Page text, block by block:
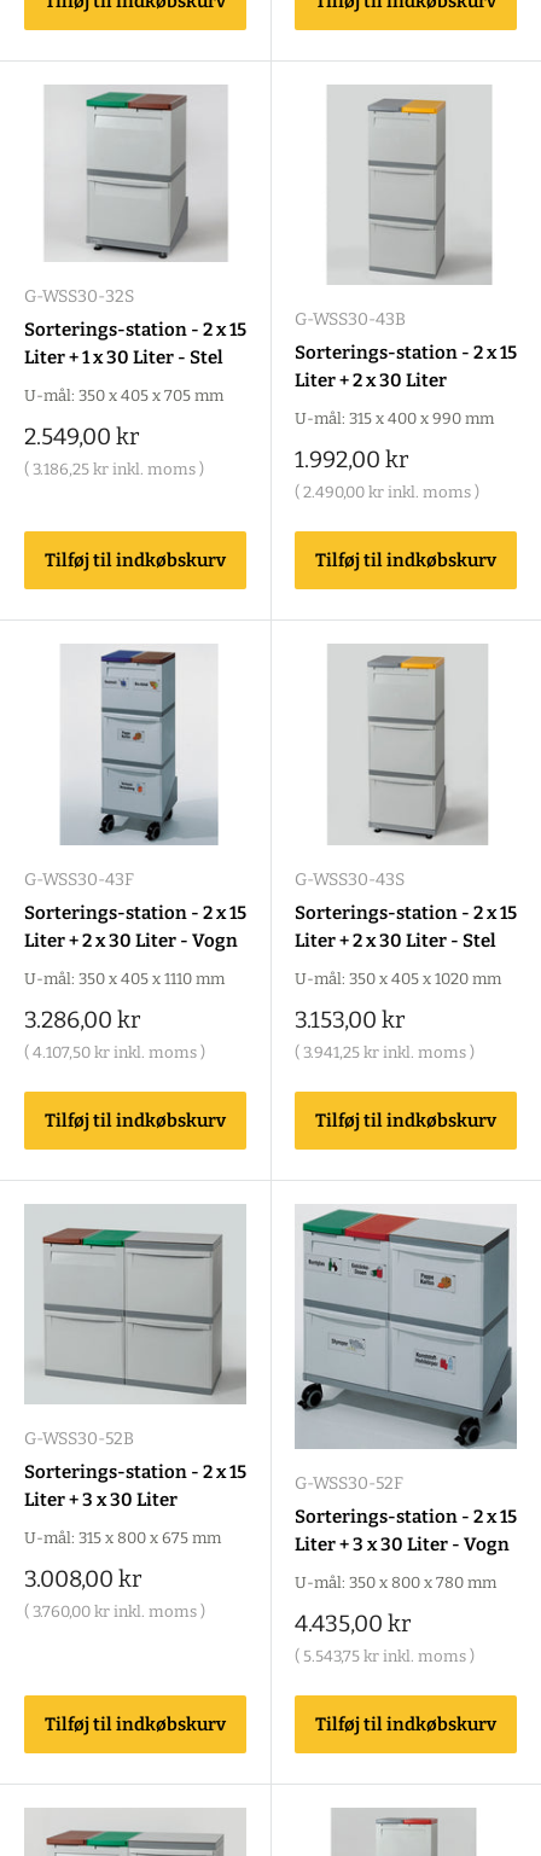
G-WSS30-32S
Sorterings-station - 2 x 15
Liter + 1 x 30 Liter - Stel
U-mål: 350 x 405 x 705 mm
Salgspris
2.549,00 kr
( 3.186,25 kr inkl. moms )
Tilføj til indkøbskurv
G-WSS30-43B
Sorterings-station - 2 x 15
Liter + 2 x 30 Liter
U-mål: 315 x 400 x 990 mm
Salgspris
1.992,00 kr
( 2.490,00 kr inkl. moms )
Tilføj til indkøbskurv
G-WSS30-43F
Sorterings-station - 2 x 15
Liter + 2 x 30 Liter - Vogn
U-mål: 350 x 405 x 1110 mm
Salgspris
3.286,00 kr
( 4.107,50 kr inkl. moms )
Tilføj til indkøbskurv
G-WSS30-43S
Sorterings-station - 2 x 15
Liter + 2 x 30 Liter - Stel
U-mål: 350 x 405 x 1020 mm
Salgspris
3.153,00 kr
( 3.941,25 kr inkl. moms )
Tilføj til indkøbskurv
G-WSS30-52B
Sorterings-station - 2 x 15
Liter + 3 x 30 Liter
U-mål: 315 x 800 x 675 mm
Salgspris
3.008,00 kr
( 3.760,00 kr inkl. moms )
Tilføj til indkøbskurv
G-WSS30-52F
Sorterings-station - 2 x 15
Liter + 3 x 30 Liter - Vogn
U-mål: 350 x 800 x 780 mm
Salgspris
4.435,00 kr
( 5.543,75 kr inkl. moms )
Tilføj til indkøbskurv